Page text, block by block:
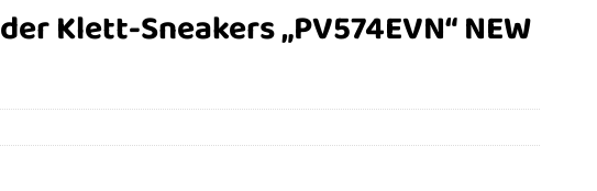
Klett-Sneakers „PV574EVN“ NEW